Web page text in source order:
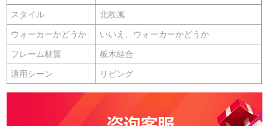
スタイル 北欧風
ウォーカーかどうか いいえ、ウォーカーかどうか
フレーム材質 板木結合
適用シーン リビング